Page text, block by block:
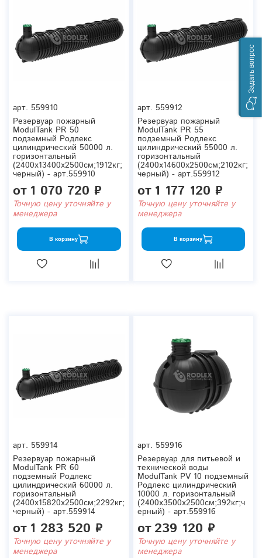
арт. 559910
Резервуар пожарный
ModulTank PR 50
подземный Родлекс
цилиндрический 50000 л.
горизонтальный
(2400x13400x2500см;1912кг;
черный) - арт.559910
от 1 070 720 ₽
Точную цену уточняйте у
менеджера
В корзину
арт. 559912
Резервуар пожарный
ModulTank PR 55
подземный Родлекс
цилиндрический 55000 л.
горизонтальный
(2400x14600x2500см;2102кг;
черный) - арт.559912
от 1 177 120 ₽
Точную цену уточняйте у
менеджера
В корзину
арт. 559914
Резервуар пожарный
ModulTank PR 60
подземный Родлекс
цилиндрический 60000 л.
горизонтальный
(2400x15820x2500см;2292кг;
черный) - арт.559914
от 1 283 520 ₽
Точную цену уточняйте у
менеджера
арт. 559916
Резервуар для питьевой и
технической воды
ModulTank PV 10 подземный
Родлекс цилиндрический
10000 л. горизонтальный
(2400x3500x2500см;392кг;ч
ерный) - арт.559916
от239 120 ₽
Точную цену уточняйте у
менеджера
Задать вопрос